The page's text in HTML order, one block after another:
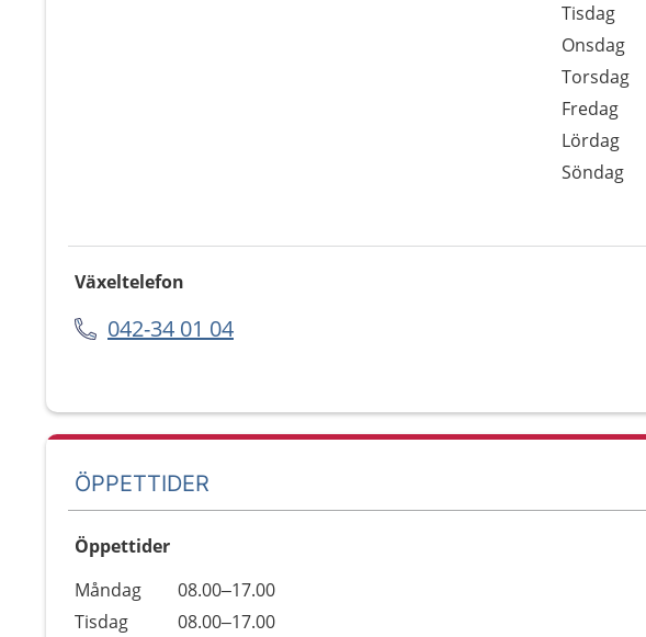
Tisdag
Onsdag
Torsdag
Fredag
Lördag
Söndag
Växeltelefon
042-34 01 04
ÖPPETTIDER
Öppettider
Dag
Öppettider
Kommentarer
Måndag
08.00–17.00
Tisdag
08.00–17.00